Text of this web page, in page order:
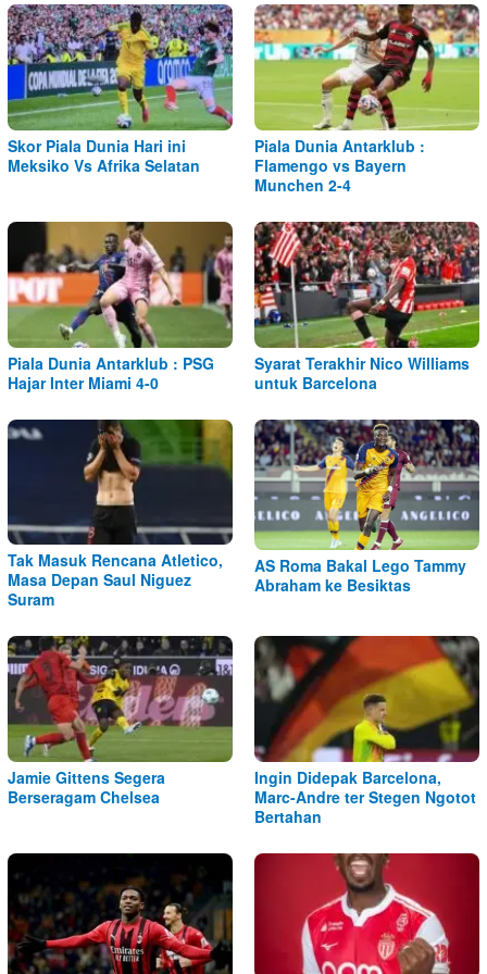
Skor Piala Dunia Hari ini
Meksiko Vs Afrika Selatan
Piala Dunia Antarklub :
Flamengo vs Bayern
Munchen 2-4
Piala Dunia Antarklub : PSG
Hajar Inter Miami 4-0
Syarat Terakhir Nico Williams
untuk Barcelona
Tak Masuk Rencana Atletico,
Masa Depan Saul Niguez
Suram
AS Roma Bakal Lego Tammy
Abraham ke Besiktas
Jamie Gittens Segera
Berseragam Chelsea
Ingin Didepak Barcelona,
Marc-Andre ter Stegen Ngotot
Bertahan